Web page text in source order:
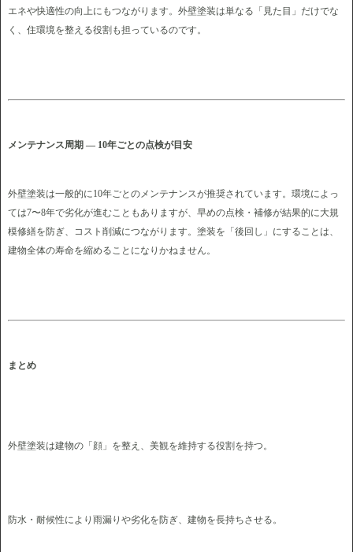
エネや快適性の向上にもつながります。外壁塗装は単なる「見た目」だけでな
く、住環境を整える役割も担っているのです。
メンテナンス周期 ― 10年ごとの点検が目安
外壁塗装は一般的に10年ごとのメンテナンスが推奨されています。環境によっ
ては7〜8年で劣化が進むこともありますが、早めの点検・補修が結果的に大規
模修繕を防ぎ、コスト削減につながります。塗装を「後回し」にすることは、
建物全体の寿命を縮めることになりかねません。
まとめ
外壁塗装は建物の「顔」を整え、美観を維持する役割を持つ。
防水・耐候性により雨漏りや劣化を防ぎ、建物を長持ちさせる。